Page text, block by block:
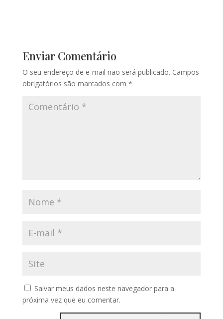
Enviar Comentário
O seu endereço de e-mail não será publicado. Campos
obrigatórios são marcados com *
Salvar meus dados neste navegador para a
próxima vez que eu comentar.